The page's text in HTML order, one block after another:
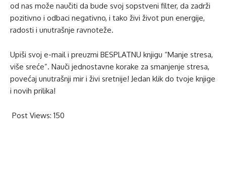
od nas može naučiti da bude svoj sopstveni filter, da zadrži
pozitivno i odbaci negativno, i tako živi život pun energije,
radosti i unutrašnje ravnoteže.
Upiši svoj e-mail i preuzmi BESPLATNU knjigu “Manje stresa,
više sreće”. Nauči jednostavne korake za smanjenje stresa,
povećaj unutrašnji mir i živi sretnije! Jedan klik do tvoje knjige
i novih prilika!
Post Views: 150